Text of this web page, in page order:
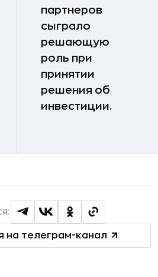
партнеров
сыграло
решающую
роль при
принятии
решения об
инвестиции.
на телеграм-канал